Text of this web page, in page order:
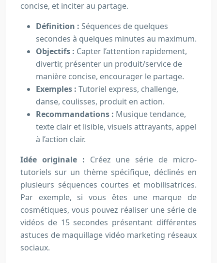
concise, et inciter au partage.
Définition : Séquences de quelques
secondes à quelques minutes au maximum.
Objectifs : Capter l’attention rapidement,
divertir, présenter un produit/service de
manière concise, encourager le partage.
Exemples : Tutoriel express, challenge,
danse, coulisses, produit en action.
Recommandations : Musique tendance,
texte clair et lisible, visuels attrayants, appel
à l’action clair.
Idée originale : Créez une série de micro-
tutoriels sur un thème spécifique, déclinés en
plusieurs séquences courtes et mobilisatrices.
Par exemple, si vous êtes une marque de
cosmétiques, vous pouvez réaliser une série de
vidéos de 15 secondes présentant différentes
astuces de maquillage vidéo marketing réseaux
sociaux.